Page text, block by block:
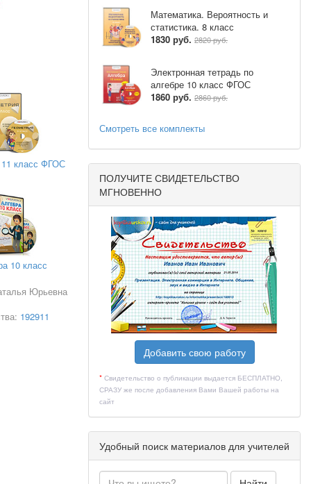
52 кг и
по
11 класс ФГОС
10 класс
Юрьевна
192911
Математика. Вероятность и
статистика. 8 класс
1830 руб. 2820 руб.
Электронная тетрадь по
алгебре 10 класс ФГОС
1860 руб. 2860 руб.
Смотреть все комплекты
ПОЛУЧИТЕ СВИДЕТЕЛЬСТВО
МГНОВЕННО
Добавить свою работу
* Свидетельство о публикации выдается БЕСПЛАТНО,
СРАЗУ же после добавления Вами Вашей работы на
сайт
Удобный поиск материалов для учителей